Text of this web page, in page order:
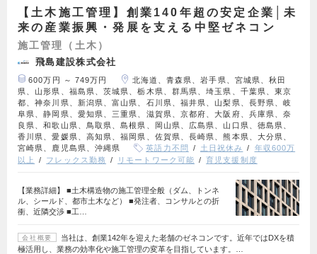
【土木施工管理】創業140年超の安定企業│未
来の産業振興・発展を支える中堅ゼネコン
施工管理（土木）
飛島建設株式会社
600万円 ～ 749万円
北海道、青森県、岩手県、宮城県、秋田
県、山形県、福島県、茨城県、栃木県、群馬県、埼玉県、千葉県、東京
都、神奈川県、新潟県、富山県、石川県、福井県、山梨県、長野県、岐
阜県、静岡県、愛知県、三重県、滋賀県、京都府、大阪府、兵庫県、奈
良県、和歌山県、鳥取県、島根県、岡山県、広島県、山口県、徳島県、
香川県、愛媛県、高知県、福岡県、佐賀県、長崎県、熊本県、大分県、
宮崎県、鹿児島県、沖縄県
英語力不問 土日祝休み
年収600万
以上
フレックス勤務 リモートワーク可能 育児支援制度
【業務詳細】 ■土木構造物の施工管理全般（ダム、トンネ
ル、シールド、都市土木など） ■発注者、コンサルとの折
衝、近隣交渉 ■工…
会社概要
当社は、創業142年を迎えた老舗のゼネコンです。近年ではDXを積
極活用し、業務の効率化や施工管理の変革を目指しています。…